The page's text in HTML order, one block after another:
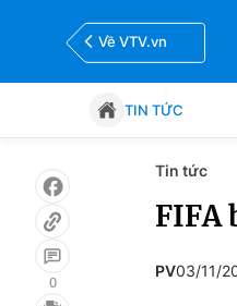
Về VTV.vn
TIN TỨC
Tin tức
Bóng đá
0
Tin tức
FIFA
PV03/11/